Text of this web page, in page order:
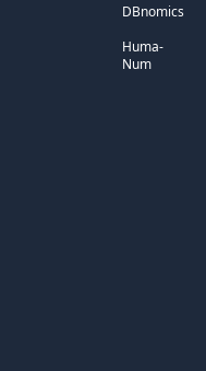
DBnomics
Huma-
Num